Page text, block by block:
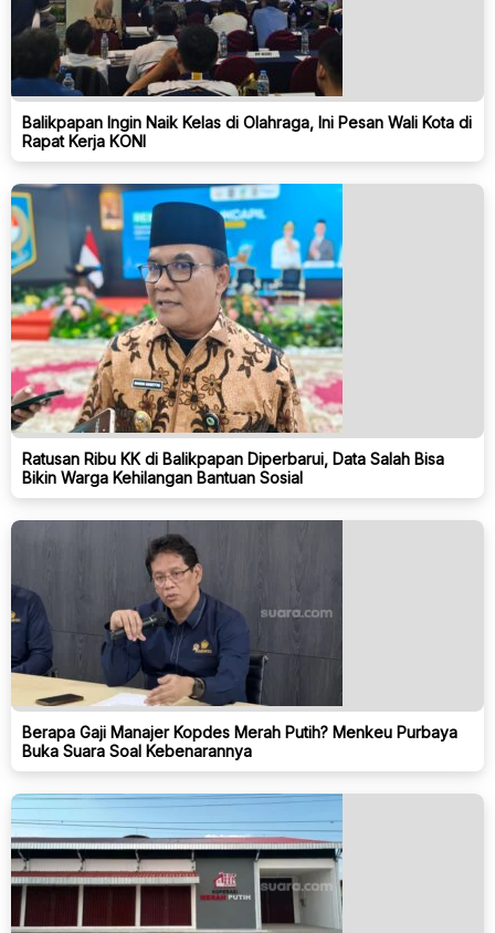
Balikpapan Ingin Naik Kelas di Olahraga, Ini Pesan Wali Kota di
Rapat Kerja KONI
Ratusan Ribu KK di Balikpapan Diperbarui, Data Salah Bisa
Bikin Warga Kehilangan Bantuan Sosial
Berapa Gaji Manajer Kopdes Merah Putih? Menkeu Purbaya
Buka Suara Soal Kebenarannya